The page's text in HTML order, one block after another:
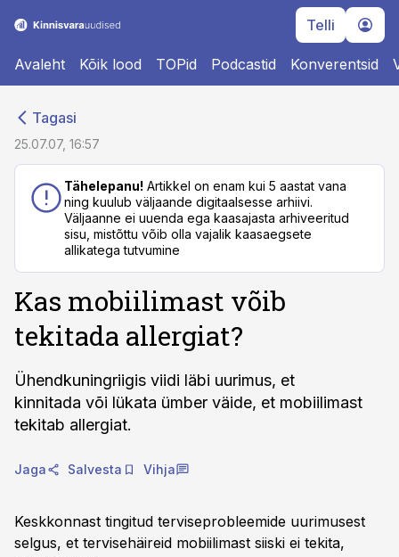
Telli
Avaleht Kõik lood TOPid Podcastid Konverentsid
Tagasi
25.07.07, 16:57
Tähelepanu! Artikkel on enam kui 5 aastat vana
ning kuulub väljaande digitaalsesse arhiivi.
Väljaanne ei uuenda ega kaasajasta arhiveeritud
sisu, mistõttu võib olla vajalik kaasaegsete
allikatega tutvumine
Kas mobiilimast võib
tekitada allergiat?
Ühendkuningriigis viidi läbi uurimus, et
kinnitada või lükata ümber väide, et mobiilimast
tekitab allergiat.
Jaga Salvesta Vihja
Keskkonnast tingitud terviseprobleemide uurimusest
selgus, et tervisehäireid mobiilimast siiski ei tekita,